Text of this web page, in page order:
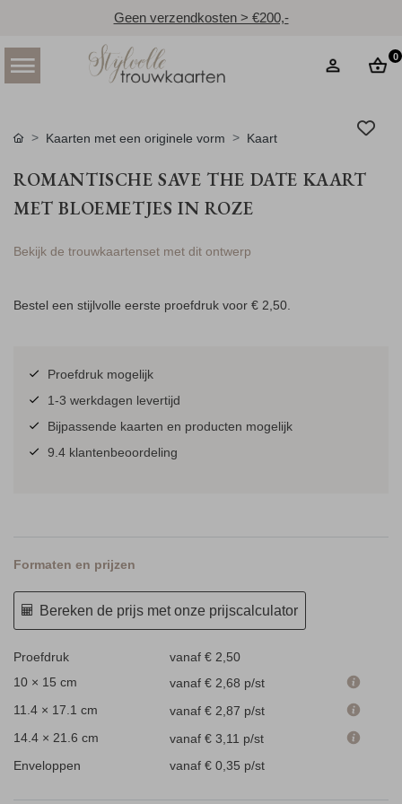
Geen verzendkosten > €200,-
0
Kaarten met een originele vorm Kaart
ROMANTISCHE SAVE THE DATE KAART
MET BLOEMETJES IN ROZE
Bekijk de trouwkaartenset met dit ontwerp
Bestel een stijlvolle eerste proefdruk voor € 2,50.
Proefdruk mogelijk
1-3 werkdagen levertijd
Bijpassende kaarten en producten mogelijk
9.4 klantenbeoordeling
Formaten en prijzen
Bereken de prijs met onze prijscalculator
Proefdruk
vanaf € 2,50
10 × 15 cm
vanaf € 2,68 p/st
11.4 × 17.1 cm
vanaf € 2,87 p/st
14.4 × 21.6 cm
vanaf € 3,11 p/st
Enveloppen
vanaf € 0,35 p/st